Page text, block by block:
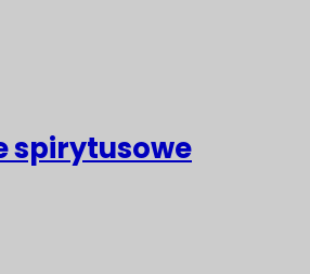
spirytusowe